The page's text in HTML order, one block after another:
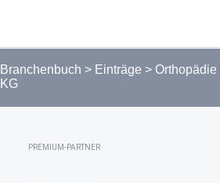
Branchenbuch > Einträge >
KG
PREMIUM-PARTNER